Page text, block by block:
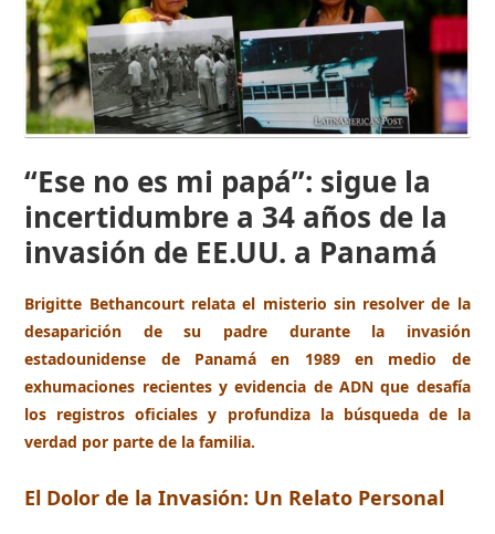
“Ese no es mi papá”: sigue la
incertidumbre a 34 años de la
invasión de EE.UU. a Panamá
Brigitte Bethancourt relata el misterio sin resolver de la
desaparición de su padre durante la invasión
estadounidense de Panamá en 1989 en medio de
exhumaciones recientes y evidencia de ADN que desafía
los registros oficiales y profundiza la búsqueda de la
verdad por parte de la familia.
El Dolor de la Invasión: Un Relato Personal